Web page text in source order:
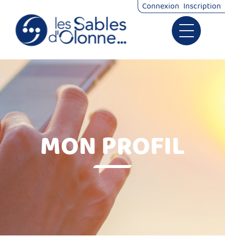
Ouvrir le
Démarches
Connexion Inscription
MON PROFIL